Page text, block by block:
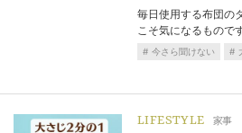
毎日使用する布団の
こそ気になるもので
今さら聞けない
LIFESTYLE 家事